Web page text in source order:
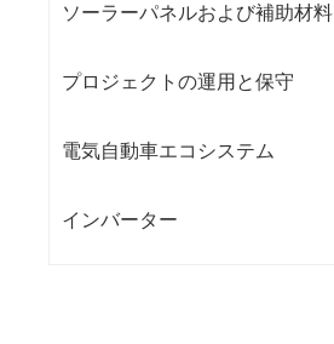
ソーラーパネルおよび補助材料
プロジェクトの運用と保守
電気自動車エコシステム
インバーター